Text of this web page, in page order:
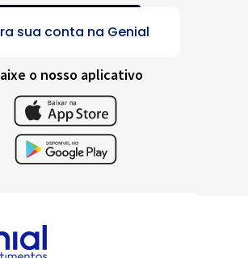
o nosso aplicativo
sua conta na Genial